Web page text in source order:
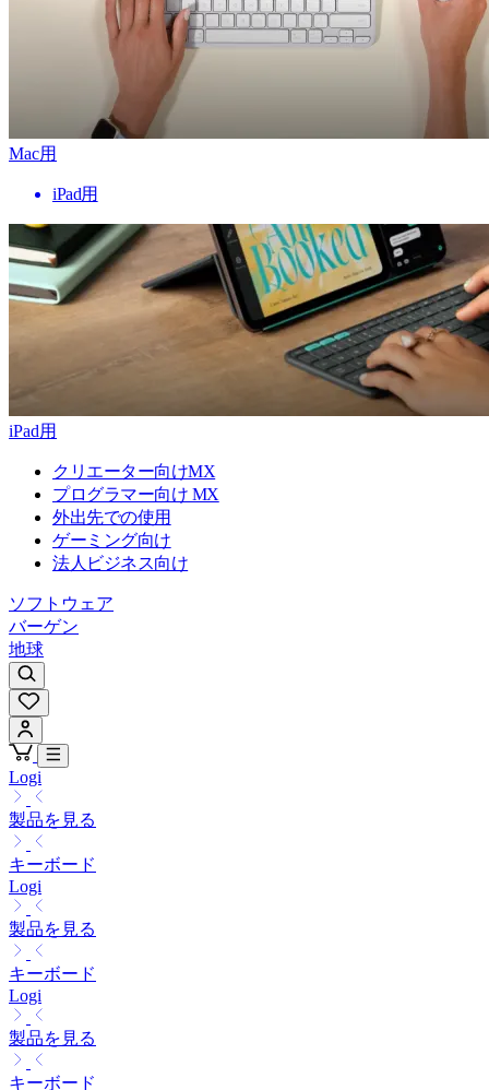
Mac用
iPad用
iPad用
クリエーター向けMX
プログラマー向け MX
外出先での使用
ゲーミング向け
法人ビジネス向け
ソフトウェア
バーゲン
地球
Logi
製品を見る
キーボード
Logi
製品を見る
キーボード
Logi
製品を見る
キーボード